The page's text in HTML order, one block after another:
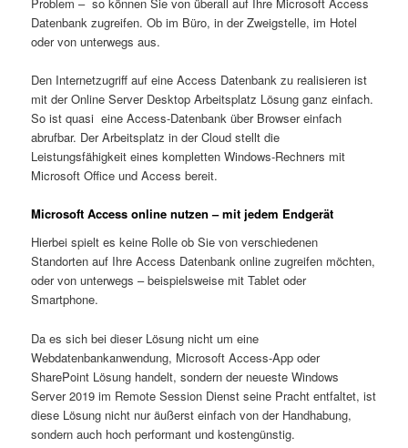
Datenbank zugreifen. Ob im Büro, in der Zweigstelle, im Hotel
oder von unterwegs aus.
Den Internetzugriff auf eine Access Datenbank zu realisieren ist
mit der Online Server Desktop Arbeitsplatz Lösung ganz einfach.
So ist quasi eine Access-Datenbank über Browser einfach
abrufbar. Der Arbeitsplatz in der Cloud stellt die
Leistungsfähigkeit eines kompletten Windows-Rechners mit
Microsoft Office und Access bereit.
Microsoft Access online nutzen – mit jedem Endgerät
Hierbei spielt es keine Rolle ob Sie von verschiedenen
Standorten auf Ihre Access Datenbank online zugreifen möchten,
oder von unterwegs – beispielsweise mit Tablet oder
Smartphone.
Da es sich bei dieser Lösung nicht um eine
Webdatenbankanwendung, Microsoft Access-App oder
SharePoint Lösung handelt, sondern der neueste Windows
Server 2019 im Remote Session Dienst seine Pracht entfaltet, ist
diese Lösung nicht nur äußerst einfach von der Handhabung,
sondern auch hoch performant und kostengünstig.